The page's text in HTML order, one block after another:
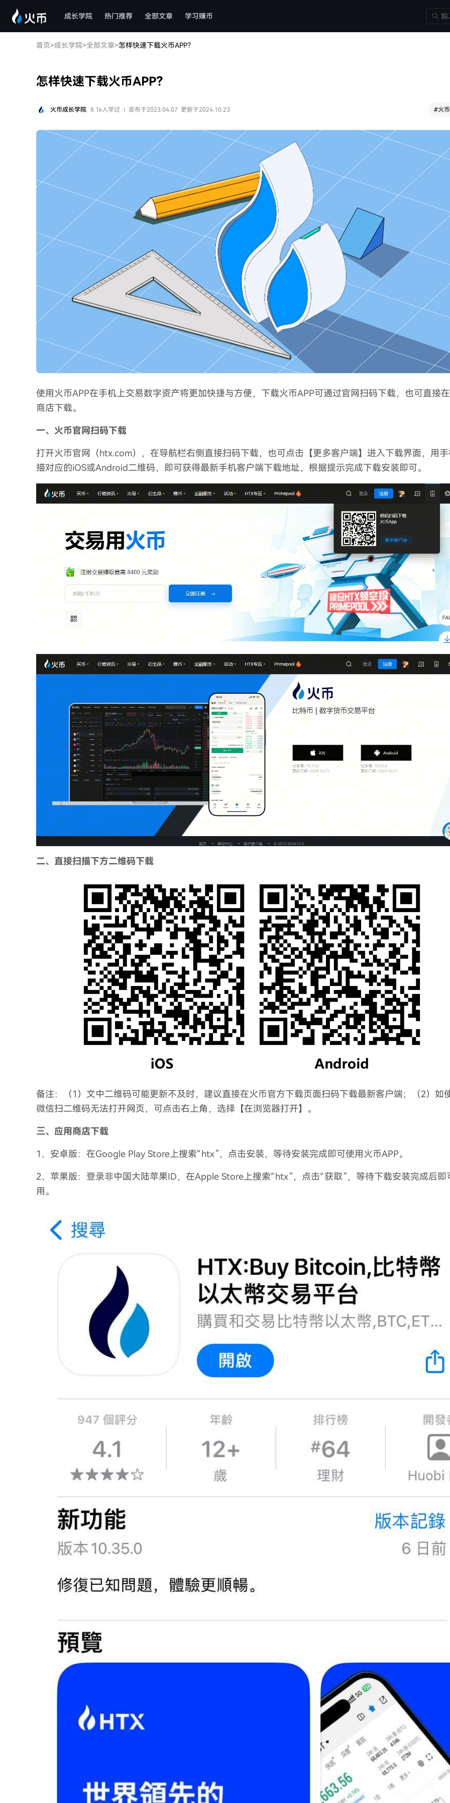
成长学院 热门推荐 全部文章 学习赚币
首页>成长学院>全部文章>怎样快速下载火币APP？
怎样快速下载火币APP？
火币成长学院 8.1k人学过 发布于2023.04.07 更新于2024.10.23 #火
使用火币APP在手机上交易数字资产将更加快捷与方便，下载火币APP可通过官网扫码下载，也可直接
商店下载。
一、火币官网扫码下载
打开火币官网（htx.com），在导航栏右侧直接扫码下载，也可点击【更多客户端】进入下载界面，用
描对应的iOS或Android二维码，即可获得最新手机客户端下载地址，根据提示完成下载安装即可。
二、直接扫描下方二维码下载
备注：（1）文中二维码可能更新不及时，建议直接在火币官方下载页面扫码下载最新客户端；（2）如
微信扫二维码无法打开网页，可点击右上角，选择【在浏览器打开】。
三、应用商店下载
1、安卓版：在Google Play Store上搜索“htx”，点击安装，等待安装完成即可使用火币APP。
2、苹果版：登录非中国大陆苹果ID，在Apple Store上搜索“htx”，点击“获取”，等待下载安装完成后即
用。